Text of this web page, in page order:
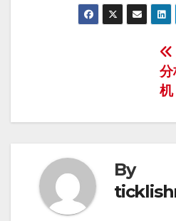
分
机
By